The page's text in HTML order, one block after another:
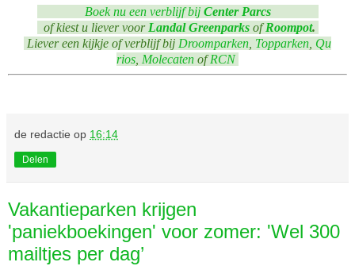
Boek nu een verblijf bij Center Parcs
of kiest u liever voorLandal GreenparksofRoompot.
Liever een kijkje of verblijf bij Droomparken, Topparken, Qu
rios, Molecaten ofRCN
de redactie op 16:14
Delen
Vakantieparken krijgen
'paniekboekingen' voor zomer: 'Wel 300
mailtjes per dag’